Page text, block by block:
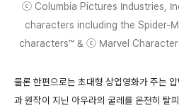
ⓒ Columbia Pictures Industries,
characters including the Spider-
characters™ & ⓒ Marvel
물론 한편으로는 초대형 상업영화가 주는
과 원작이 지닌 아우라의 굴레를 온전히 탈